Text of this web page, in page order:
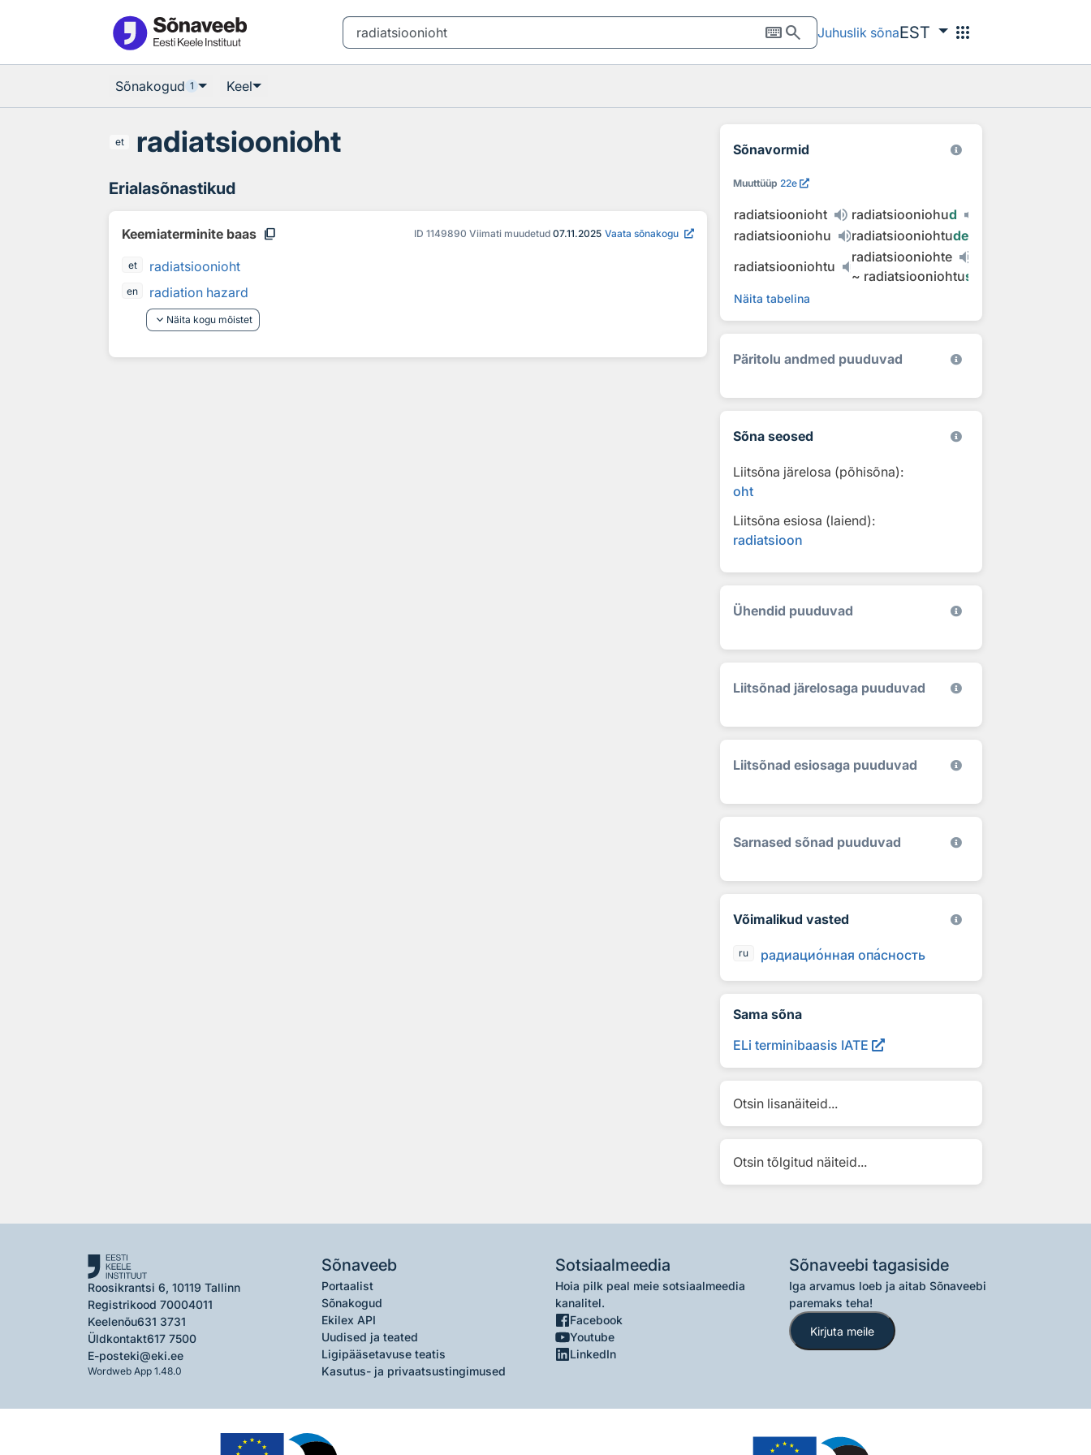
keyboardsearch Juhuslik sõnaEST apps
Sõnakogud 1 Keel
et radiatsioonioht
Erialasõnastikud
Keemiaterminite baas content_copy ID 1149890 Viimati muudetud 07.11.2025 Vaata sõnakogu
et radiatsioonioht
en
radiation hazard
keyboard_arrow_down Näita kogu mõistet
Sõnavormid
Muuttüüp 22e
radiatsioonioht radiatsiooniohud
radiatsiooniohu
radiatsiooniohtude
radiatsiooniohtu
radiatsiooniohte
~ radiatsiooniohtusid
Näita tabelina
Päritolu andmed puuduvad
Sõna seosed
Liitsõna järelosa (põhisõna):
oht
Liitsõna esiosa (laiend):
radiatsioon
Ühendid puuduvad
Liitsõnad järelosaga puuduvad
Liitsõnad esiosaga puuduvad
Sarnased sõnad puuduvad
Võimalikud vasted
ru радиационная опасность
Sama sõna
ELi terminibaasis IATE
Otsin lisanäiteid...
Otsin tõlgitud näiteid...
Roosikrantsi 6, 10119 Tallinn
Registrikood 70004011
Keelenõu631 3731
Üldkontakt617 7500
E-posteki@eki.ee
Wordweb App 1.48.0
Sõnaveeb
Portaalist
Sõnakogud
Ekilex API
Uudised ja teated
Ligipääsetavuse teatis
Kasutus- ja privaatsustingimused
Sotsiaalmeedia
Hoia pilk peal meie sotsiaalmeedia
kanalitel.
Facebook
Youtube
LinkedIn
Sõnaveebi tagasiside
Iga arvamus loeb ja aitab Sõnaveebi
paremaks teha!
Kirjuta meile